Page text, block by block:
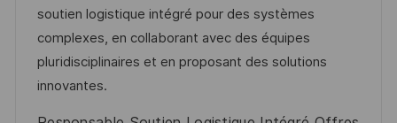
s
a
t
i
a
f
f
e
n
c
e
o
r
i
soutien logistique intégré pour des systèmes
complexes, en collaborant avec des équipes
pluridisciplinaires et en proposant des solutions
innovantes.